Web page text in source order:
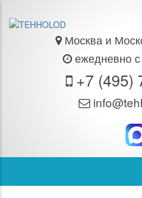
Москва и
ежедневно
+7 (495)